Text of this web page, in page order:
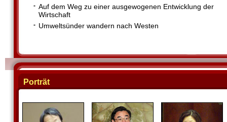
- Auf dem Weg zu einer ausgewogenen Entwicklung der
Wirtschaft
- Umweltsünder wandern nach Westen
Porträt